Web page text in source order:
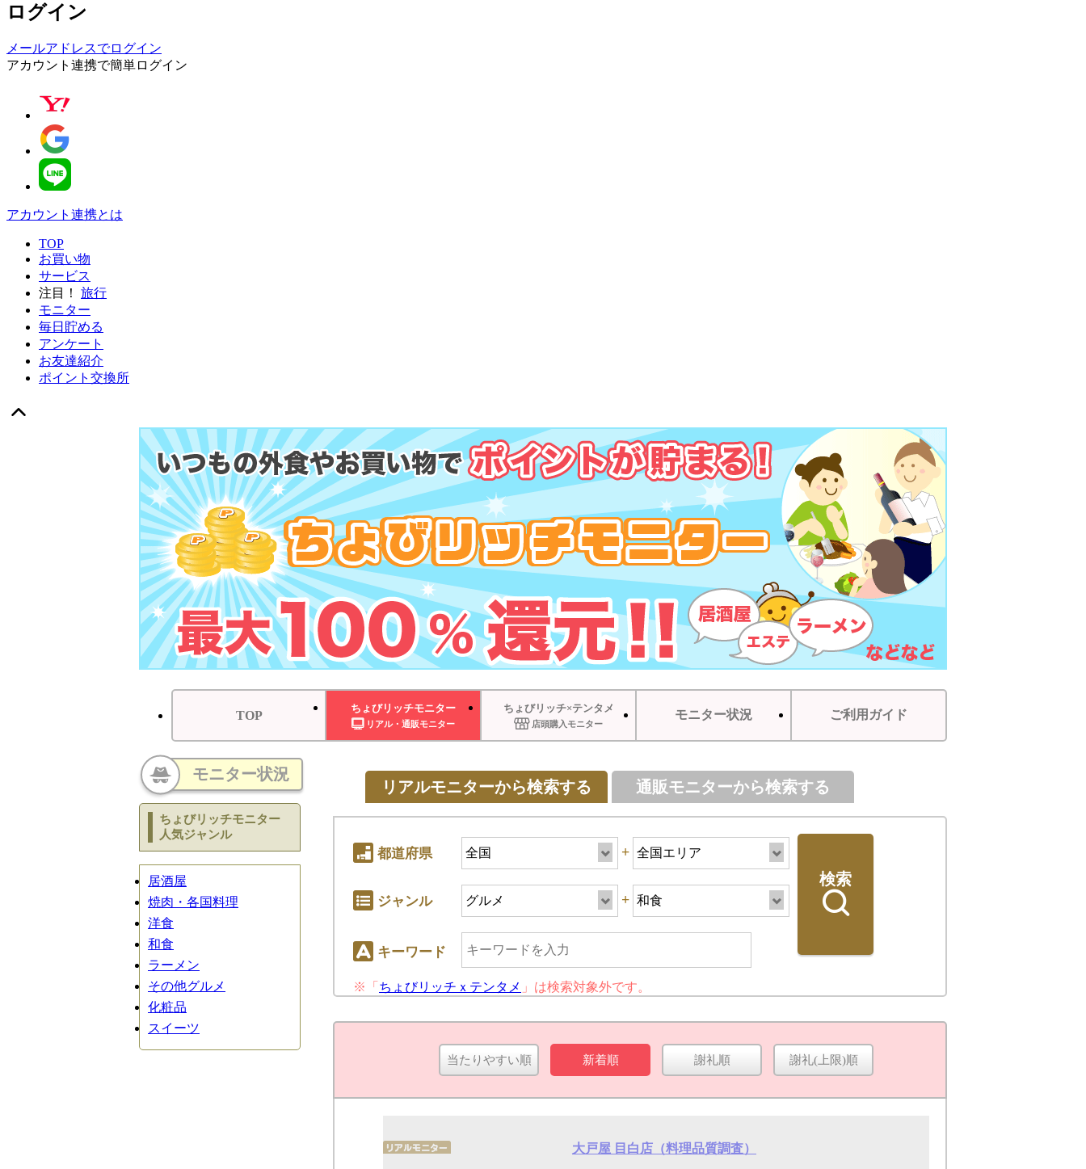
ログイン
メールアドレスでログイン
アカウント連携で簡単ログイン
アカウント連携とは
TOP
お買い物
サービス
注目！
旅行
モニター
毎日貯める
アンケート
お友達紹介
ポイント交換所
TOP
ちょびリッチモニター
リアル・通販モニター
ちょびリッチ×テンタメ
店頭購入モニター
モニター状況 ご利用ガイド
モニター状況
ちょびリッチモニター
人気ジャンル
居酒屋
焼肉・各国料理
洋食
和食
ラーメン
その他グルメ
化粧品
スイーツ
リアルモニターから検索する 通販モニターから検索する
都道府県 +
ジャンル +
キーワード
検索
※「 ちょびリッチｘテンタメ 」は検索対象外です。
+
検索
当たりやすい順 新着順 謝礼順 謝礼(上限)順
大戸屋 目白店（料理品質調査）